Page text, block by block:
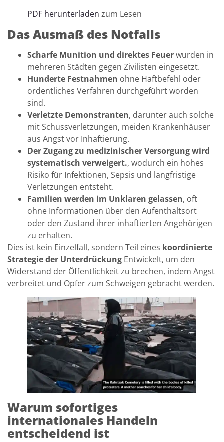
PDF herunterladen zum Lesen
Das Ausmaß des Notfalls
Scharfe Munition und direktes Feuerwurden in
mehreren Städten gegen Zivilisten eingesetzt.
Hunderte Festnahmen ohne Haftbefehl oder
ordentliches Verfahren durchgeführt worden
sind.
Verletzte Demonstranten, darunter auch solche
mit Schussverletzungen, meiden Krankenhäuser
aus Angst vor Inhaftierung.
Der Zugang zu medizinischer Versorgung wird
systematisch verweigert., wodurch ein hohes
Risiko für Infektionen, Sepsis und langfristige
Verletzungen entsteht.
Familien werden im Unklaren gelassen, oft
ohne Informationen über den Aufenthaltsort
oder den Zustand ihrer inhaftierten Angehörigen
zu erhalten.
Dies ist kein Einzelfall, sondern Teil eines koordinierte
Strategie der Unterdrückung Entwickelt, um den
Widerstand der Öffentlichkeit zu brechen, indem Angst
verbreitet und Opfer zum Schweigen gebracht werden.
Warum sofortiges
internationales Handeln
entscheidend ist